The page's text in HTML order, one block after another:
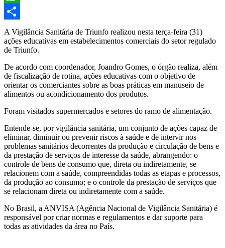
WhatsApp
Share
A Vigilância Sanitária de Triunfo realizou nesta terça-feira (31)
ações educativas em estabelecimentos comerciais do setor regulado
de Triunfo.
De acordo com coordenador, Joandro Gomes, o órgão realiza, além
de fiscalização de rotina, ações educativas com o objetivo de
orientar os comerciantes sobre as boas práticas em manuseio de
alimentos ou acondicionamento dos produtos.
Foram visitados supermercados e setores do ramo de alimentação.
Entende-se, por vigilância sanitária, um conjunto de ações capaz de
eliminar, diminuir ou prevenir riscos à saúde e de intervir nos
problemas sanitários decorrentes da produção e circulação de bens e
da prestação de serviços de interesse da saúde, abrangendo: o
controle de bens de consumo que, direta ou indiretamente, se
relacionem com a saúde, compreendidas todas as etapas e processos,
da produção ao consumo; e o controle da prestação de serviços que
se relacionam direta ou indiretamente com a saúde.
No Brasil, a ANVISA (Agência Nacional de Vigilância Sanitária) é
responsável por criar normas e regulamentos e dar suporte para
todas as atividades da área no País.